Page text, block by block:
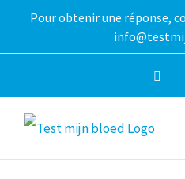
Pour obtenir une réponse,